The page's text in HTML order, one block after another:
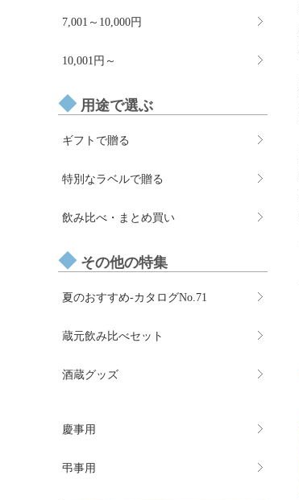
7,001～10,000円
10,001円～
用途で選ぶ
ギフトで贈る
特別なラベルで贈る
飲み比べ・まとめ買い
その他の特集
夏のおすすめ-カタログNo.71
蔵元飲み比べセット
酒蔵グッズ
慶事用
弔事用